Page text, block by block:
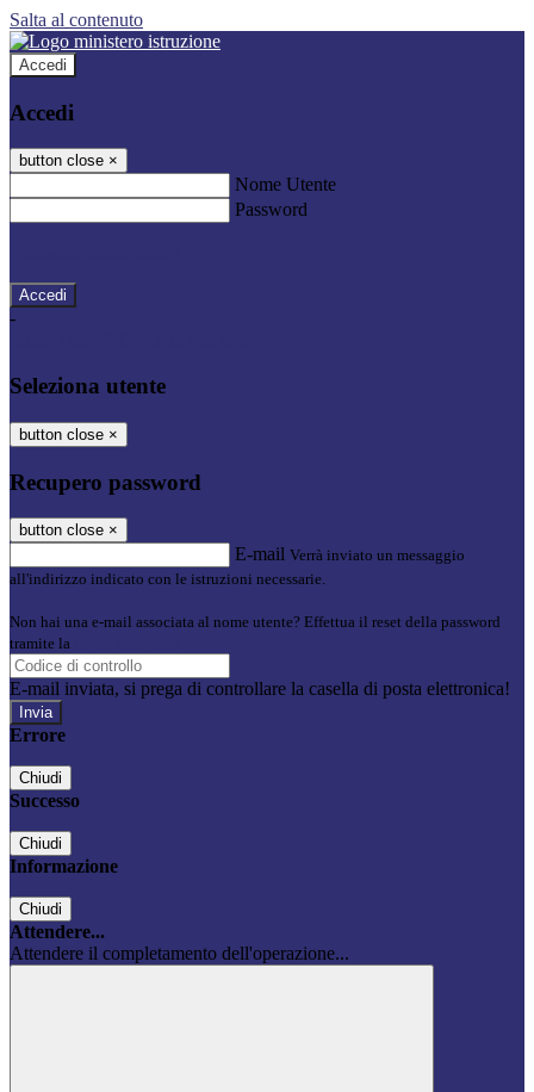
Salta al contenuto
Accedi
Accedi
button close ×
Nome Utente
Password
-
Seleziona utente
button close ×
Recupero password
button close ×
E-mail Verrà inviato un messaggio
all'indirizzo indicato con le istruzioni necessarie.
Non hai una e-mail associata al nome utente? Effettua il reset della password
tramite la
E-mail inviata, si prega di controllare la casella di posta elettronica!
Errore
Chiudi
Successo
Chiudi
Informazione
Chiudi
Attendere...
Attendere il completamento dell'operazione...